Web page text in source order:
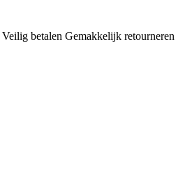
Veilig betalen Gemakkelijk retourneren